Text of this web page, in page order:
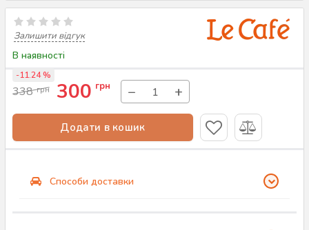
Залишити відгук
В наявності
338 грн 300 грн
-11.24 %
− +
Додати в кошик
Способи доставки